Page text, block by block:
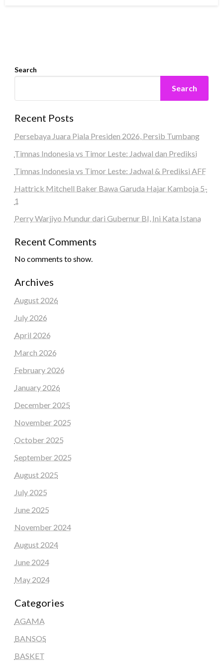
Search
Search
Recent Posts
Persebaya Juara Piala Presiden 2026, Persib Tumbang
Timnas Indonesia vs Timor Leste: Jadwal dan Prediksi
Timnas Indonesia vs Timor Leste: Jadwal & Prediksi AFF
Hattrick Mitchell Baker Bawa Garuda Hajar Kamboja 5-
1
Perry Warjiyo Mundur dari Gubernur BI, Ini Kata Istana
Recent Comments
No comments to show.
Archives
August 2026
July 2026
April 2026
March 2026
February 2026
January 2026
December 2025
November 2025
October 2025
September 2025
August 2025
July 2025
June 2025
November 2024
August 2024
June 2024
May 2024
Categories
AGAMA
BANSOS
BASKET